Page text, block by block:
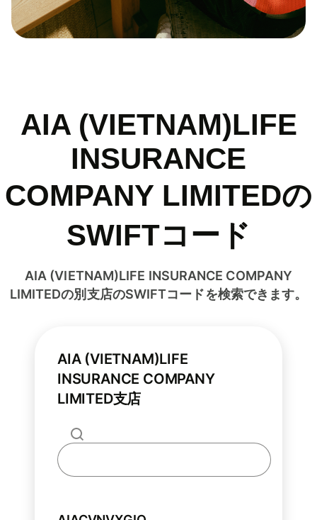
AIA (VIETNAM)LIFE
INSURANCE
COMPANY LIMITEDの
SWIFTコード
AIA (VIETNAM)LIFE INSURANCE COMPANY
LIMITEDの別支店のSWIFTコードを検索できます。
AIA (VIETNAM)LIFE
INSURANCE COMPANY
LIMITED支店